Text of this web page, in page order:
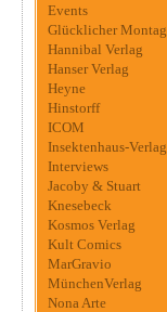
Events
Glücklicher Montag
Hannibal Verlag
Hanser Verlag
Heyne
Hinstorff
ICOM
Insektenhaus-Verlag
Interviews
Jacoby & Stuart
Knesebeck
Kosmos Verlag
Kult Comics
MarGravio
MünchenVerlag
Nona Arte